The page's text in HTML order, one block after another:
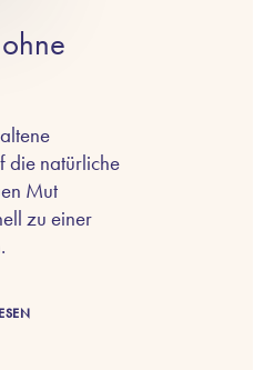
die natürliche
Mut
zu einer